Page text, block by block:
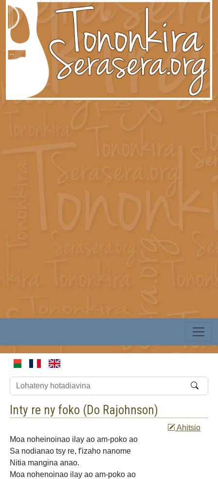
Inty re ny foko (Do Rajohnson)
Ahitsio
Moa noheinoinao ilay ao am-poko ao
Sa nodianao tsy re, f'izaho nanome
Nitia mangina anao.
Moa nohenoinao ilay ao am-poko ao